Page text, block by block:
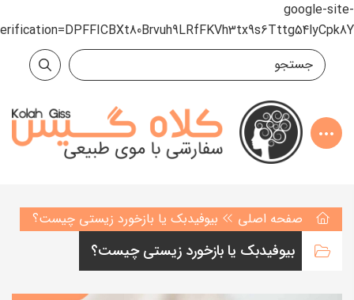
google-site-
صفحه اصلی بیوفیدبک یا بازخورد زیستی چیست؟
بیوفیدبک یا بازخورد زیستی چیست؟